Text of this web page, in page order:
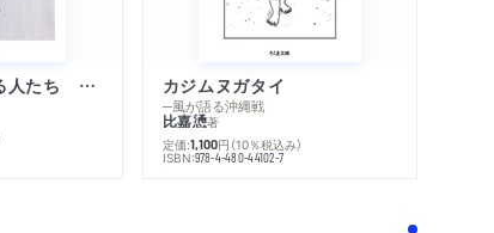
不幸になりたがる人たち 増補新版 カジムヌガタイ
─風が語る沖縄戦
比嘉慂著
定価:1,100円 （10％税込み）
ISBN:978-4-480-44102-7